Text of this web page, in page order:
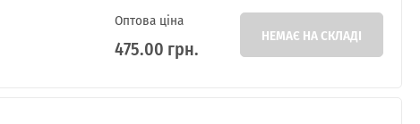
Оптова ціна
475.00 грн. НЕМАЄ НА СКЛАДІ